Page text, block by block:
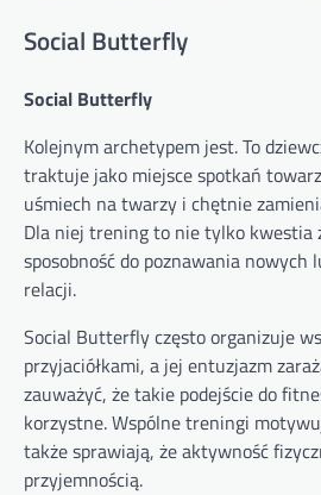
Social Butterfly
Social Butterfly
Kolejnym archetypem jest. To
traktuje jako miejsce spotkań
uśmiech na twarzy i chętnie
Dla niej trening to nie tylko kwestia
sposobność do poznawania nowych
relacji.
Social Butterfly często organizuje
przyjaciółkami, a jej entuzjazm
zauważyć, że takie podejście do
korzystne. Wspólne treningi
także sprawiają, że aktywność
przyjemnością.